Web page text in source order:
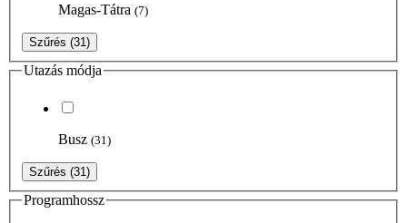
Magas-Tátra (7)
Szűrés (31)
Utazás módja
Busz (31)
Szűrés (31)
Programhossz